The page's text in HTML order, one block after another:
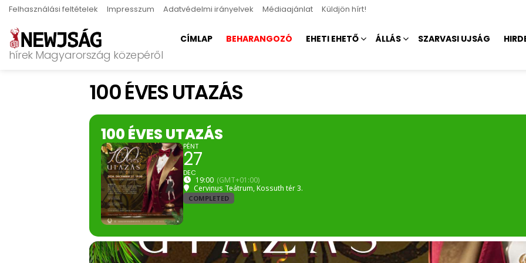
Felhasználási feltételek Impresszum Adatvédelmi irányelvek Médiaajánlat Küldjön hírt!
hírek Magyarország közepéről
CÍMLAP BEHARANGOZÓ EHETI EHETŐ ÁLLÁS SZARVASI UJSÁG
100 ÉVES UTAZÁS
100 ÉVES UTAZÁS
PÉNT
27
DEC
19:00 (GMT+01:00)
Cervinus Teátrum, Kossuth tér 3.
COMPLETED